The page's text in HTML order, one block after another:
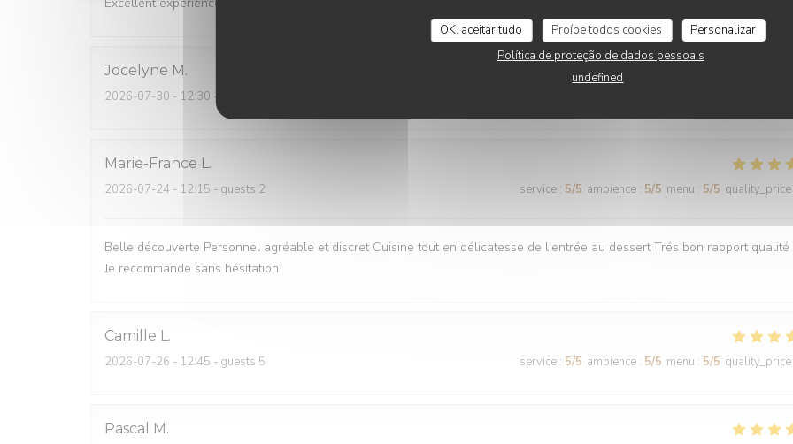
OK, aceitar tudo Proíbe todos cookies
Personalizar
Política de proteção de dados pessoais
undefined
Jocelyne M
2026-07-30 - 12:30 - guests 2
Marie-France L
2026-07-24 - 12:15 - guests 2 service : 5/5 ambience : 5/5 menu : 5/5 quality_price
Belle découverte Personnel agréable et discret Cuisine tout en délicatesse de l'entrée au dessert Trés bon rapport qualité
Je recommande sans hésitation
Camille L
2026-07-26 - 12:45 - guests 5 service : 5/5 ambience : 5/5 menu : 5/5 quality_price
Pascal M